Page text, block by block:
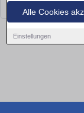
Alle Cookies
Einstellungen